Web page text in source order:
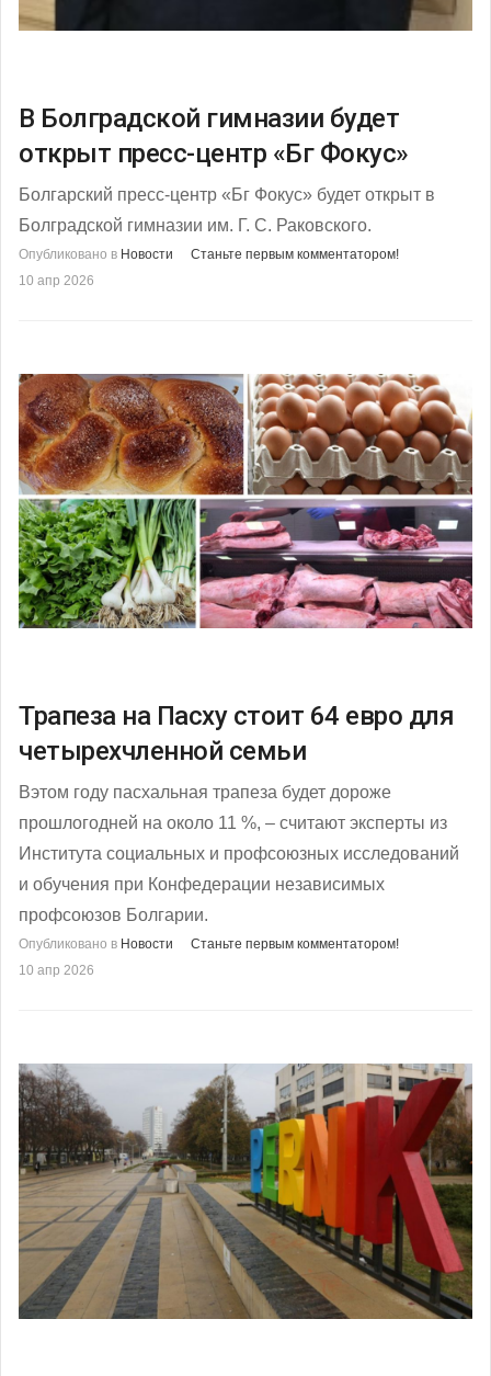
В Болградской гимназии будет
открыт пресс-центр «Бг Фокус»
Болгарский пресс-центр «Бг Фокус» будет открыт в
Болградской гимназии им. Г. С. Раковского.
Опубликовано в Новости
Станьте первым комментатором!
10 апр 2026
Трапеза на Пасху стоит 64 евро для
четырехчленной семьи
Вэтом году пасхальная трапеза будет дороже
прошлогодней на около 11 %, – считают эксперты из
Института социальных и профсоюзных исследований
и обучения при Конфедерации независимых
профсоюзов Болгарии.
Опубликовано в Новости
Станьте первым комментатором!
10 апр 2026